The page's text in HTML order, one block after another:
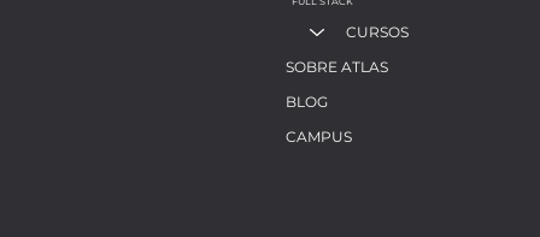
CURSOS
SOBRE ATLAS
BLOG
CAMPUS